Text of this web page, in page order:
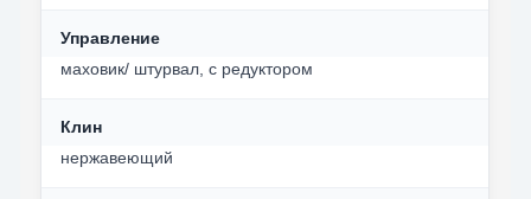
Управление
маховик/ штурвал, с редуктором
Клин
нержавеющий